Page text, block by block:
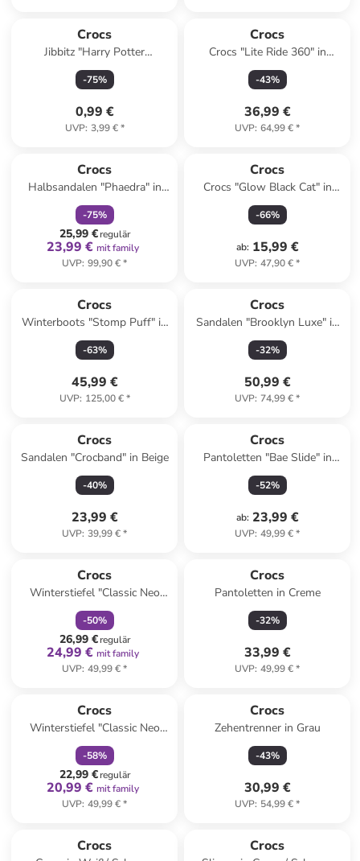
Crocs
Jibbitz "Harry Potter
Hufflepuff House" in Gelb/
Blau
-75%
0,99 €
UVP: 3,99 €*
Crocs
Crocs "Lite Ride 360" in
Schwarz
-43%
36,99 €
UVP: 64,99 €*
Crocs
Halbsandalen "Phaedra" in
Gelb
-75%
25,99 €regulär
23,99 € mit family
UVP: 99,90 €*
Crocs
Crocs "Glow Black Cat" in
Schwarz
-66%
ab: 15,99 €
UVP: 47,90 €*
Crocs
Winterboots "Stomp Puff" in
Schwarz
-63%
45,99 €
UVP: 125,00 €*
Crocs
Sandalen "Brooklyn Luxe" in
Camel
-32%
50,99 €
UVP: 74,99 €*
Crocs
Sandalen "Crocband" in Beige
-40%
23,99 €
UVP: 39,99 €*
Crocs
Pantoletten "Bae Slide" in
Gelb
-52%
ab: 23,99 €
UVP: 49,99 €*
Crocs
Winterstiefel "Classic Neo
Puff" in Dunkelblau
-50%
26,99 €regulär
24,99 € mit family
UVP: 49,99 €*
Crocs
Pantoletten in Creme
-32%
33,99 €
UVP: 49,99 €*
Crocs
Winterstiefel "Classic Neo
Puff" in Pink
-58%
22,99 €regulär
20,99 € mit family
UVP: 49,99 €*
Crocs
Zehentrenner in Grau
-43%
30,99 €
UVP: 54,99 €*
Crocs Crocs